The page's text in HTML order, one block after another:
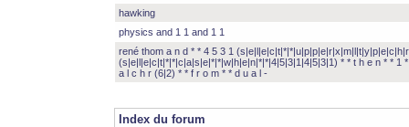
hawking
physics and 1 1 and 1 1
rené thom a n d * * 4 5 3 1
(s|e|l|e|c|t|*|*|c|a|s|e|*|*|w|h|e|n|*|*|4|5|3|1|4|5|3|1) * * t h e n * * 1
a l c h r (6|2) * * f r o m * * d u a l -
Index du forum